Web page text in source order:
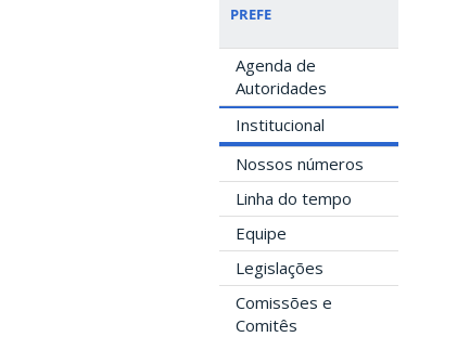
PREFE
Agenda de
Autoridades
Institucional
Nossos números
Linha do tempo
Equipe
Legislações
Comissões e
Comitês